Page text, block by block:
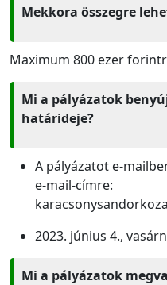
Mekkora összegre
Maximum 800 ezer
Mi a pályázatok
határideje?
A pályázatot e-
e-mail-címre:
2023. június 4.,
Mi a pályázatok